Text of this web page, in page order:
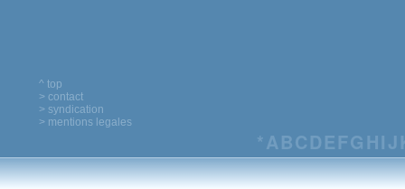
^ top
> contact
> syndication
> mentions legales
*ABCDEFG HIJ